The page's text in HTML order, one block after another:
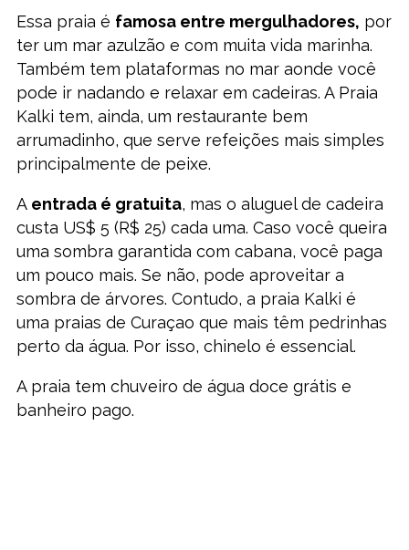
Essa praia é famosa entre mergulhadores, por
ter um mar azulzão e com muita vida marinha.
Também tem plataformas no mar aonde você
pode ir nadando e relaxar em cadeiras. A Praia
Kalki tem, ainda, um restaurante bem
arrumadinho, que serve refeições mais simples
principalmente de peixe.
A entrada é gratuita, mas o aluguel de cadeira
custa US$ 5 (R$ 25) cada uma. Caso você queira
uma sombra garantida com cabana, você paga
um pouco mais. Se não, pode aproveitar a
sombra de árvores. Contudo, a praia Kalki é
uma praias de Curaçao que mais têm pedrinhas
perto da água. Por isso, chinelo é essencial.
A praia tem chuveiro de água doce grátis e
banheiro pago.